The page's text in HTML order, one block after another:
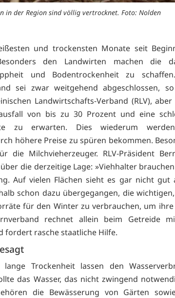
in der Region sind völlig vertrocknet. Foto: Nolden
und trockensten Monate seit
den Landwirten machen die
und Bodentrockenheit zu
sei zwar weitgehend abgeschlossen,
Landwirtschafts-Verband (RLV),
von bis zu 30 Prozent und eine
zu erwarten. Dies wiederum
höhere Preise zu spüren bekommen.
die Milchvieherzeuger. RLV-Präsident
die derzeitige Lage: »Viehhalter
Auf vielen Flächen sieht es gar nicht gut
schon dazu übergegangen, die
für den Winter zu verbrauchen, um ihre
rechnet allein beim Getreide
fordert rasche staatliche Hilfe.
Trockenheit lassen den
das Wasser, das nicht zwingend
die Bewässerung von Gärten